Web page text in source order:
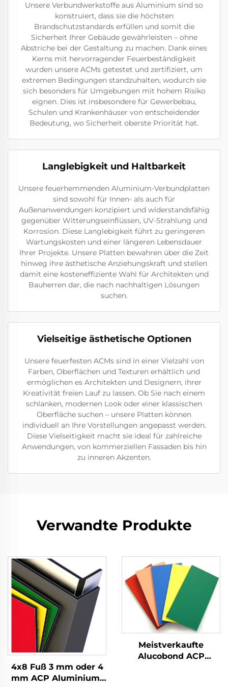
Unsere Verbundwerkstoffe aus Aluminium sind so
konstruiert, dass sie die höchsten
Brandschutzstandards erfüllen und somit die
Sicherheit Ihrer Gebäude gewährleisten – ohne
Abstriche bei der Gestaltung zu machen. Dank eines
Kerns mit hervorragender Feuerbeständigkeit
wurden unsere ACMs getestet und zertifiziert, um
extremen Bedingungen standzuhalten, wodurch sie
sich besonders für Umgebungen mit hohem Risiko
eignen. Dies ist insbesondere für Gewerbebau,
Schulen und Krankenhäuser von entscheidender
Bedeutung, wo Sicherheit oberste Priorität hat.
Langlebigkeit und Haltbarkeit
Unsere feuerhemmenden Aluminium-Verbundplatten
sind sowohl für Innen- als auch für
Außenanwendungen konzipiert und widerstandsfähig
gegenüber Witterungseinflüssen, UV-Strahlung und
Korrosion. Diese Langlebigkeit führt zu geringeren
Wartungskosten und einer längeren Lebensdauer
Ihrer Projekte. Unsere Platten bewahren über die Zeit
hinweg ihre ästhetische Anziehungskraft und stellen
damit eine kosteneffiziente Wahl für Architekten und
Bauherren dar, die nach nachhaltigen Lösungen
suchen.
Vielseitige ästhetische Optionen
Unsere feuerfesten ACMs sind in einer Vielzahl von
Farben, Oberflächen und Texturen erhältlich und
ermöglichen es Architekten und Designern, ihrer
Kreativität freien Lauf zu lassen. Ob Sie nach einem
schlanken, modernen Look oder einer klassischen
Oberfläche suchen – unsere Platten können
individuell an Ihre Vorstellungen angepasst werden.
Diese Vielseitigkeit macht sie ideal für zahlreiche
Anwendungen, von kommerziellen Fassaden bis hin
zu inneren Akzenten.
Verwandte Produkte
4x8 Fuß 3 mm oder 4
mm ACP Aluminium-
Meistverkaufte
Alucobond ACP